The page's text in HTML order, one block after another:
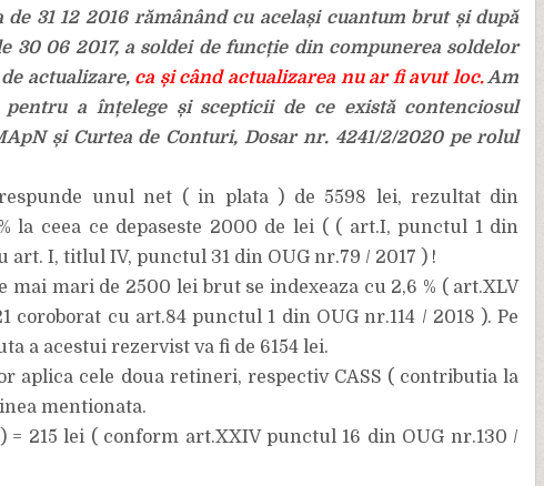
31 12 2016 rămânând cu același cuantum brut și după
30 06 2017, a soldei de funcție din compunerea soldelor
actualizare, ca și când actualizarea nu ar fi avut loc.Am
a înțelege și scepticii de ce există contenciosul
și Curtea de Conturi, Dosar nr. 4241/2/2020 pe rolul
unul net ( in plata ) de 5598 lei, rezultat din
la ceea ce depaseste 2000 de lei ( ( art.I, punctul 1 din
art. I, titlul IV, punctul 31 din OUG nr.79 / 2017 ) !
mari de 2500 lei brut se indexeaza cu 2,6 % ( art.XLV
coroborat cu art.84 punctul 1 din OUG nr.114 / 2018 ). Pe
a acestui rezervist va fi de 6154 lei.
aplica cele doua retineri, respectiv CASS ( contributia la
mentionata.
) = 215 lei ( conform art.XXIV punctul 16 din OUG nr.130 /